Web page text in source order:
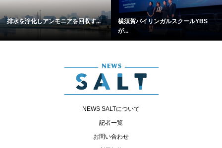
排水を浄化しアンモニアを回収す...
横須賀バイリンガルスクールYBS
が...
NEWS SALTについて
記者一覧
お問い合わせ